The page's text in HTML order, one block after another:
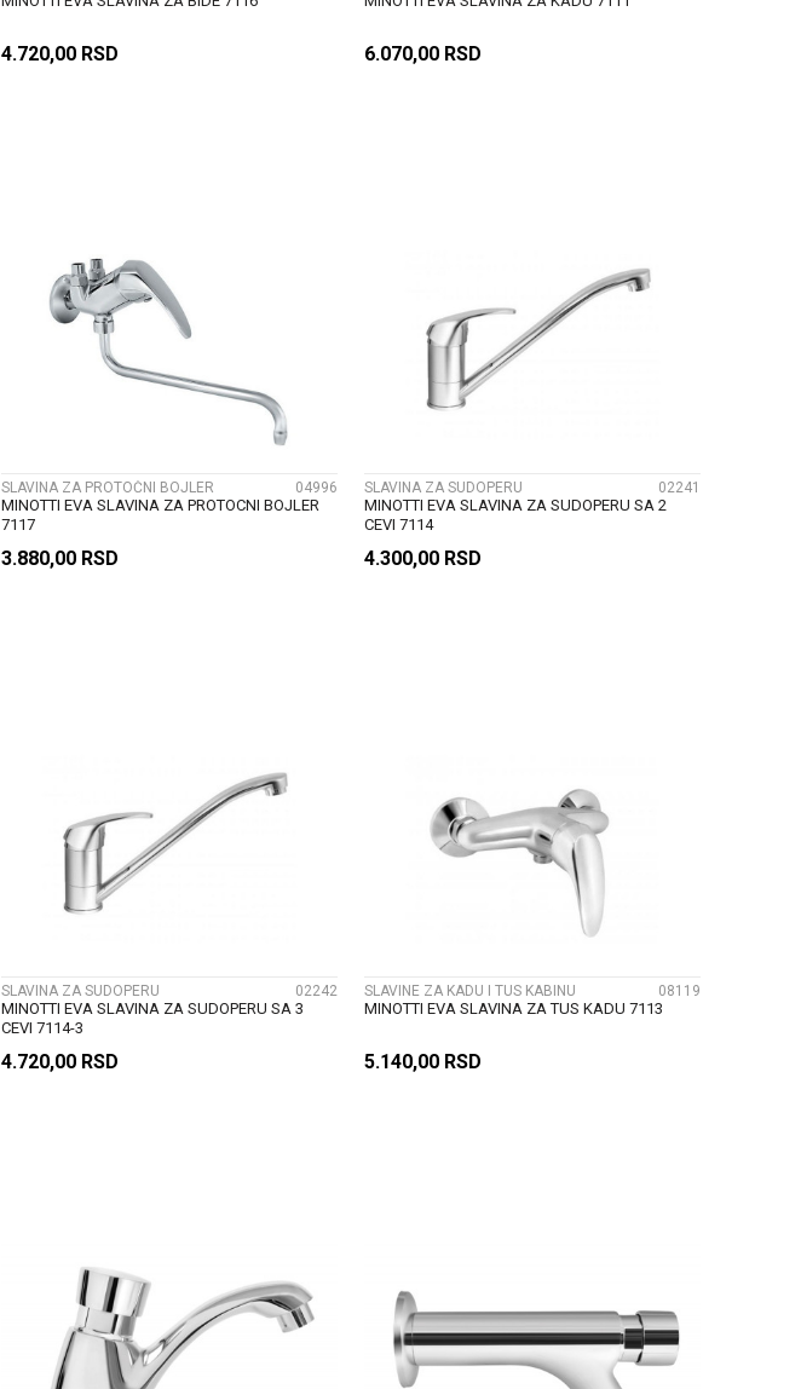
4.720,00 RSD 6.070,00 RSD
SLAVINA ZA PROTOČNI BOJLER 04996
MINOTTI EVA SLAVINA ZA PROTOCNI BOJLER
7117
3.880,00 RSD
UPOREDI
SLAVINA ZA SUDOPERU 02241
MINOTTI EVA SLAVINA ZA SUDOPERU SA 2
CEVI 7114
4.300,00 RSD
UPOREDI
SLAVINA ZA SUDOPERU 02242
MINOTTI EVA SLAVINA ZA SUDOPERU SA 3
CEVI 7114-3
4.720,00 RSD
UPOREDI
SLAVINE ZA KADU I TUS KABINU 08119
MINOTTI EVA SLAVINA ZA TUS KADU 7113
5.140,00 RSD
UPOREDI UPOREDI